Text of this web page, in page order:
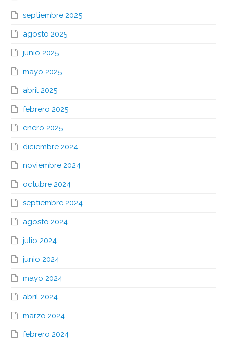
septiembre 2025
agosto 2025
junio 2025
mayo 2025
abril 2025
febrero 2025
enero 2025
diciembre 2024
noviembre 2024
octubre 2024
septiembre 2024
agosto 2024
julio 2024
junio 2024
mayo 2024
abril 2024
marzo 2024
febrero 2024